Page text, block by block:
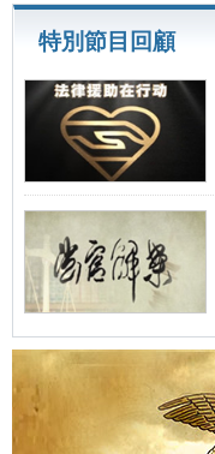
特別節目回顧